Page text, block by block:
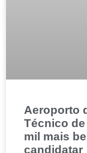
Aeroporto
Técnico
mil mais
candidatar